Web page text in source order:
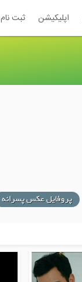
اپلیکیشن ثبت نام
پروفایل عکس پسرانه